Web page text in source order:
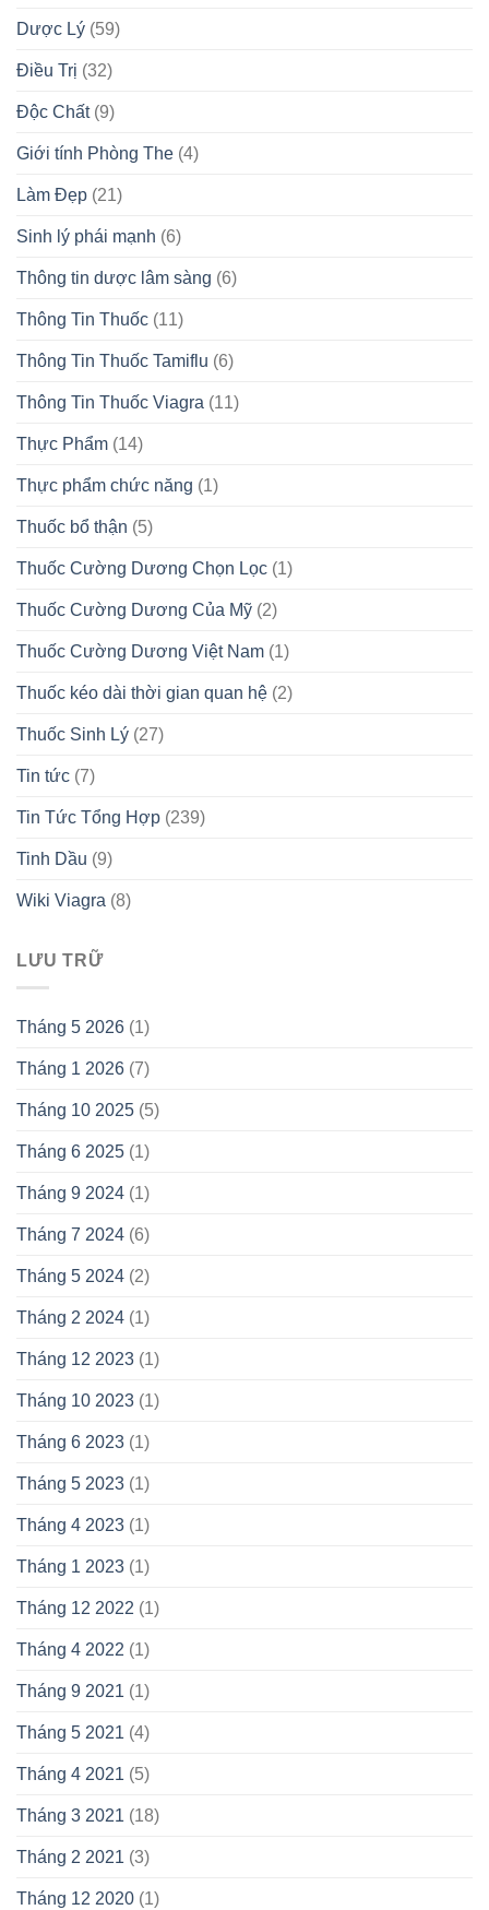
Dược Lý (59)
Điều Trị (32)
Độc Chất(9)
Giới tính Phòng The (4)
Làm Đẹp (21)
Sinh lý phái mạnh (6)
Thông tin dược lâm sàng (6)
Thông Tin Thuốc (11)
Thông Tin Thuốc Tamiflu (6)
Thông Tin Thuốc Viagra (11)
Thực Phẩm (14)
Thực phẩm chức năng (1)
Thuốc bổ thận (5)
Thuốc Cường Dương Chọn Lọc (1)
Thuốc Cường Dương Của Mỹ (2)
Thuốc Cường Dương Việt Nam (1)
Thuốc kéo dài thời gian quan hệ (2)
Thuốc Sinh Lý (27)
Tin tức (7)
Tin Tức Tổng Hợp (239)
Tinh Dầu (9)
Wiki Viagra (8)
LƯU TRỮ
Tháng 5 2026 (1)
Tháng 1 2026 (7)
Tháng 10 2025 (5)
Tháng 6 2025 (1)
Tháng 9 2024 (1)
Tháng 7 2024 (6)
Tháng 5 2024 (2)
Tháng 2 2024 (1)
Tháng 12 2023 (1)
Tháng 10 2023 (1)
Tháng 6 2023 (1)
Tháng 5 2023 (1)
Tháng 4 2023 (1)
Tháng 1 2023 (1)
Tháng 12 2022 (1)
Tháng 4 2022 (1)
Tháng 9 2021 (1)
Tháng 5 2021 (4)
Tháng 4 2021 (5)
Tháng 3 2021 (18)
Tháng 2 2021 (3)
Tháng 12 2020 (1)